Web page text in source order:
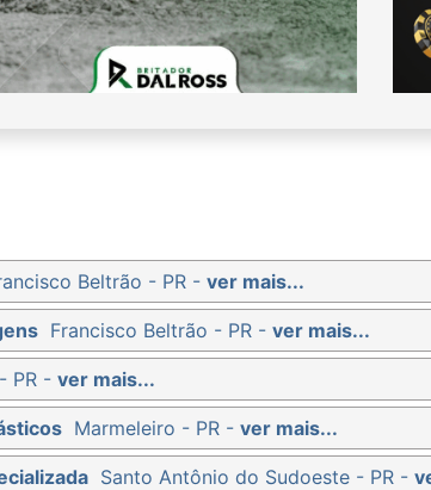
Beltrão - PR - ver mais...
Francisco Beltrão - PR - ver mais...
PR - ver mais...
Marmeleiro - PR - ver mais...
Santo Antônio do Sudoeste - PR -